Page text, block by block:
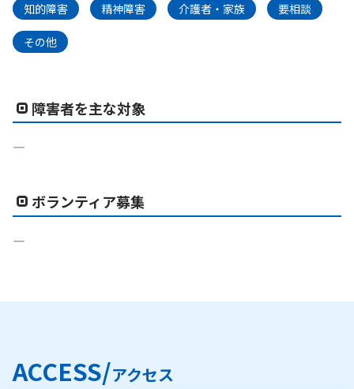
知的障害 精神障害 介護者・家族 要相談
その他
障害者を主な対象
―
ボランティア募集
―
ACCESS/アクセス